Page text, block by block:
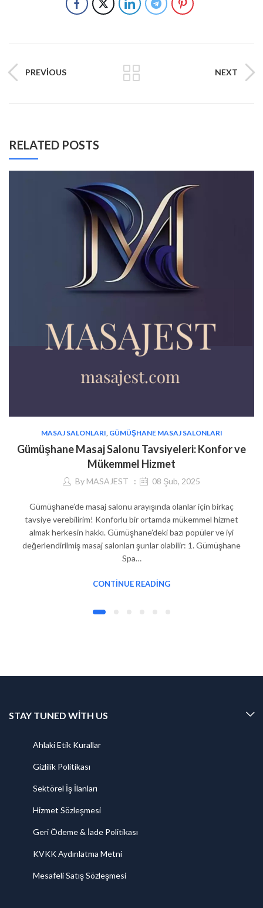
PREVIOUS NEXT
RELATED POSTS
MASAJ SALONLARI GÜMÜŞHANE MASAJ SALONLARI
Gümüşhane Masaj Salonu Tavsiyeleri: Konfor ve
Mükemmel Hizmet
By MASAJEST 08 Şub, 2025
Gümüşhane’de masaj salonu arayışında olanlar için birkaç
tavsiye verebilirim! Konforlu bir ortamda mükemmel hizmet
almak herkesin hakkı. Gümüşhane’deki bazı popüler ve iyi
değerlendirilmiş masaj salonları şunlar olabilir: 1. Gümüşhane
Spa…
CONTINUE READING
STAY TUNED WITH US
Ahlaki Etik Kurallar
Gizlilik Politikası
Sektörel İş İlanları
Hizmet Sözleşmesi
Geri Ödeme & İade Politikası
KVKK Aydınlatma Metni
Mesafeli Satış Sözleşmesi